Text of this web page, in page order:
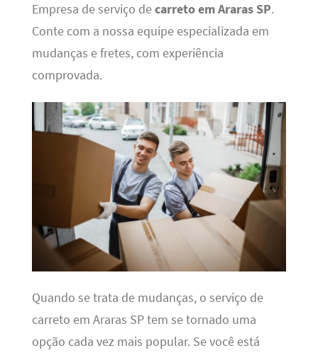
Empresa de serviço decarreto em Araras SP.
Conte com a nossa equipe especializada em
mudanças e fretes, com experiência
comprovada.
Quando se trata de mudanças, o serviço de
carreto em Araras SP tem se tornado uma
opção cada vez mais popular. Se você está